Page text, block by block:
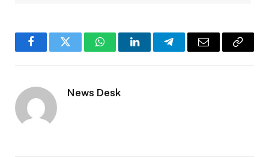
FacebookTwitter WhatsAppLinkedInTelegramEmail
Copy
News Desk